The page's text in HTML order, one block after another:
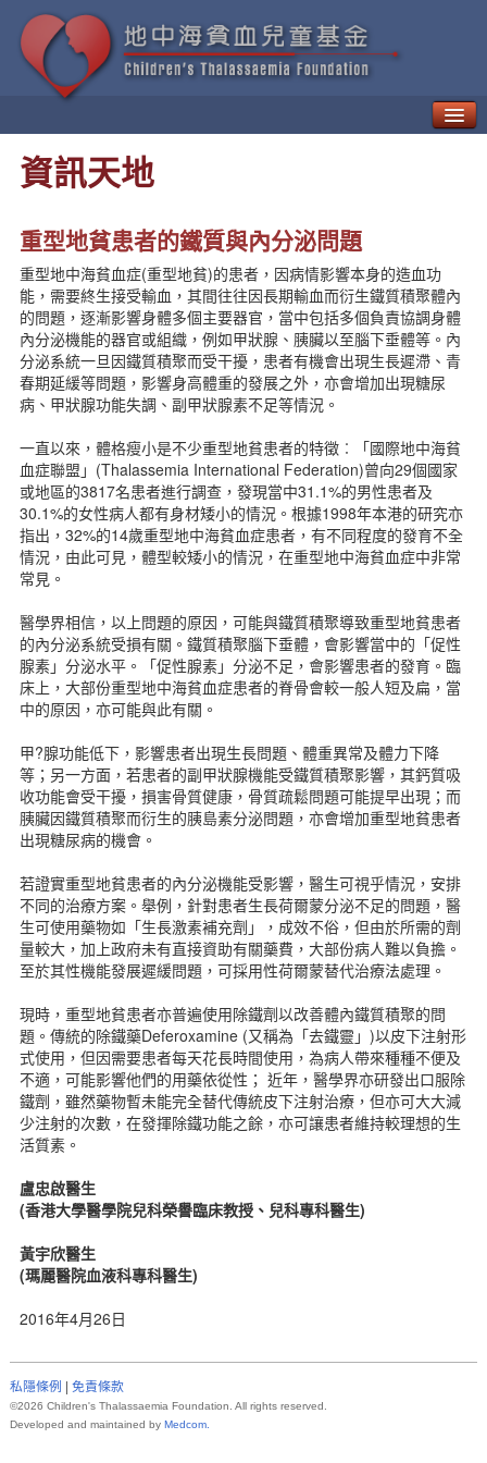
如何治療「地貧」
新一代療法
病人日常生活需知
地中海貧血的遺傳與預防
地中海貧血兒童基金
地中海貧血教育及輔導中心
貧友資訊
最新動向
地貧資訊
地貧活動
資訊天地
表格下載
新聞資訊
聯絡我們
簡體版
主頁
資訊天地
重型地貧患者的鐵質與內分泌問題
重型地中海貧血症(重型地貧)的患者，因病情影響本身的造血功
能，需要終生接受輸血，其間往往因長期輸血而衍生鐵質積聚體內
的問題，逐漸影響身體多個主要器官，當中包括多個負責協調身體
內分泌機能的器官或組織，例如甲狀腺、胰臟以至腦下垂體等。內
分泌系統一旦因鐵質積聚而受干擾，患者有機會出現生長遲滯、青
春期延緩等問題，影響身高體重的發展之外，亦會增加出現糖尿
病、甲狀腺功能失調、副甲狀腺素不足等情況。
一直以來，體格瘦小是不少重型地貧患者的特徵︰「國際地中海貧
血症聯盟」(Thalassemia International Federation)曾向29個國家
或地區的3817名患者進行調查，發現當中31.1%的男性患者及
30.1%的女性病人都有身材矮小的情況。根據1998年本港的研究亦
指出，32%的14歲重型地中海貧血症患者，有不同程度的發育不全
情況，由此可見，體型較矮小的情況，在重型地中海貧血症中非常
常見。
醫學界相信，以上問題的原因，可能與鐵質積聚導致重型地貧患者
的內分泌系統受損有關。鐵質積聚腦下垂體，會影響當中的「促性
腺素」分泌水平。「促性腺素」分泌不足，會影響患者的發育。臨
床上，大部份重型地中海貧血症患者的脊骨會較一般人短及扁，當
中的原因，亦可能與此有關。
甲?腺功能低下，影響患者出現生長問題、體重異常及體力下降
等；另一方面，若患者的副甲狀腺機能受鐵質積聚影響，其鈣質吸
收功能會受干擾，損害骨質健康，骨質疏鬆問題可能提早出現；而
胰臟因鐵質積聚而衍生的胰島素分泌問題，亦會增加重型地貧患者
出現糖尿病的機會。
若證實重型地貧患者的內分泌機能受影響，醫生可視乎情況，安排
不同的治療方案。舉例，針對患者生長荷爾蒙分泌不足的問題，醫
生可使用藥物如「生長激素補充劑」，成效不俗，但由於所需的劑
量較大，加上政府未有直接資助有關藥費，大部份病人難以負擔。
至於其性機能發展遲緩問題，可採用性荷爾蒙替代治療法處理。
現時，重型地貧患者亦普遍使用除鐵劑以改善體內鐵質積聚的問
題。傳統的除鐵藥Deferoxamine (又稱為「去鐵靈」)以皮下注射形
式使用，但因需要患者每天花長時間使用，為病人帶來種種不便及
不適，可能影響他們的用藥依從性； 近年，醫學界亦研發出口服除
鐵劑，雖然藥物暫未能完全替代傳統皮下注射治療，但亦可大大減
少注射的次數，在發揮除鐵功能之餘，亦可讓患者維持較理想的生
活質素。
盧忠啟醫生
(香港大學醫學院兒科榮譽臨床教授、兒科專科醫生)
黃宇欣醫生
(瑪麗醫院血液科專科醫生)
2016年4月26日
私隱條例 | 免責條款
©2026 Children's Thalassaemia Foundation. All rights reserved.
Developed and maintained by Medcom.